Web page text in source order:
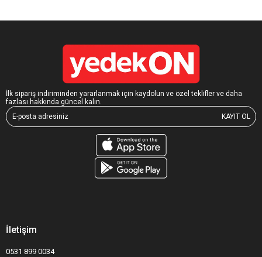
İlk sipariş indiriminden yararlanmak için kaydolun ve özel teklifler ve daha
fazlası hakkında güncel kalın.
KAYIT OL
İletişim
0531 899 0034